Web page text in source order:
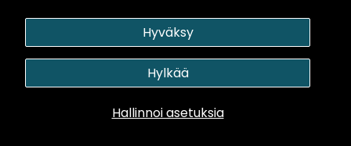
Hallinnoi asetuksia
Hyväksy
Hylkää
Huolto
Yhteisö
0